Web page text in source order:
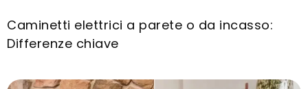
Caminetti elettrici a parete o da incasso:
Differenze chiave